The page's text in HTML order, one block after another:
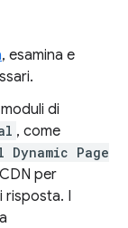
, esamina e
di
, come
Page
per
risposta. I